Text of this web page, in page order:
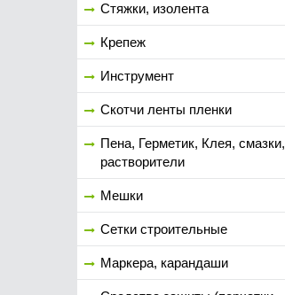
Стяжки, изолента
Крепеж
Инструмент
Скотчи ленты пленки
Пена, Герметик, Клея, смазки,
растворители
Мешки
Сетки строительные
Маркера, карандаши